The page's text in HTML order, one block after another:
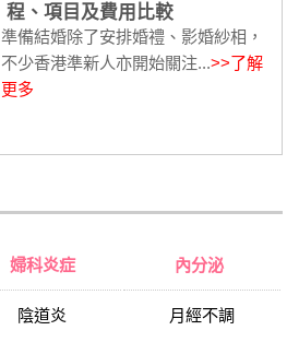
程、項目及費用比較
準備結婚除了安排婚禮、影婚紗相，
不少香港準新人亦開始關注...>>了解
更多
婦科炎症
陰道炎
內分泌
月經不調